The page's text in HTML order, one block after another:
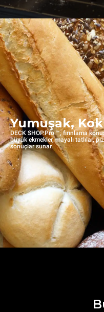
Yumuşak,
DECK SHOP.Pro ™, fırınlama
büyük ekmekler, mayalı tatlılar,
sonuçlar sunar.